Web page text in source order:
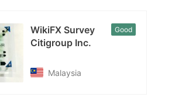
WikiFX Survey
Citigroup Inc.
Good
Malaysia